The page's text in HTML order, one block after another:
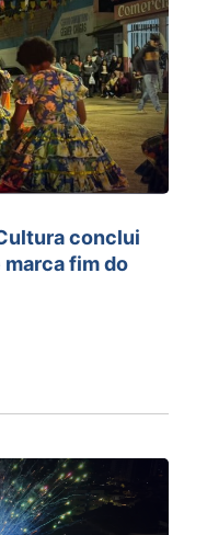
conclui
fim do